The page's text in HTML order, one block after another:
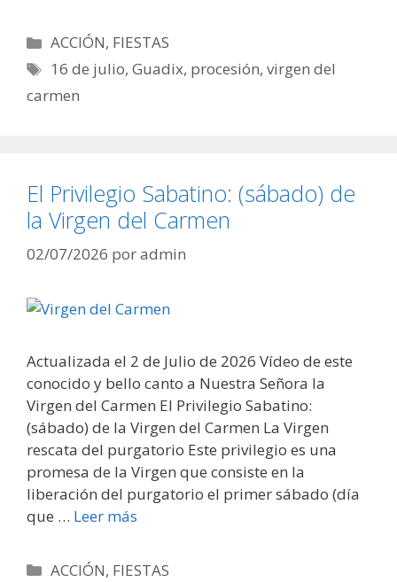
Categorías
ACCIÓN, FIESTAS
Etiquetas
16 de julio,Guadix, procesión,virgen del
carmen
El Privilegio Sabatino: (sábado) de
la Virgen del Carmen
02/07/2026 poradmin
Actualizada el 2 de Julio de 2026 Vídeo de este
conocido y bello canto a Nuestra Señora la
Virgen del Carmen El Privilegio Sabatino:
(sábado) de la Virgen del Carmen La Virgen
rescata del purgatorio Este privilegio es una
promesa de la Virgen que consiste en la
liberación del purgatorio el primer sábado (día
que … Leer más
Categorías
ACCIÓN, FIESTAS